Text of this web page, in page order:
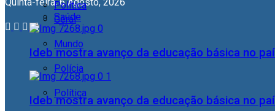
Geral
Mundo
Polícia
Política
Política
Saúde
Ideb mostra avanço da educação básica no
Ideb mostra avanço da educação básica no